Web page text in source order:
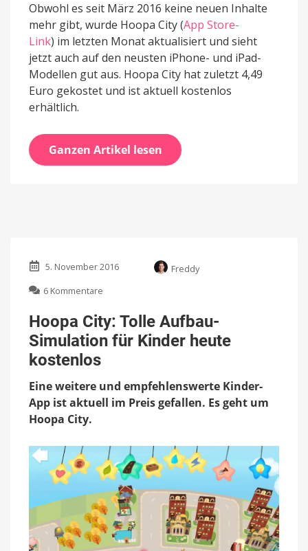
Obwohl es seit März 2016 keine neuen Inhalte
mehr gibt, wurde Hoopa City (App Store-
Link) im letzten Monat aktualisiert und sieht
jetzt auch auf den neusten iPhone- und iPad-
Modellen gut aus. Hoopa City hat zuletzt 4,49
Euro gekostet und ist aktuell kostenlos
erhältlich.
Ganzen Artikel lesen
5. November 2016
Freddy
6 Kommentare
City:
Tolle
Aufbau-
Kinder
kostenlos
Hoopa City: Tolle Aufbau-
Simulation für Kinder heute
kostenlos
Eine weitere und empfehlenswerte Kinder-
App ist aktuell im Preis gefallen. Es geht um
Hoopa City.